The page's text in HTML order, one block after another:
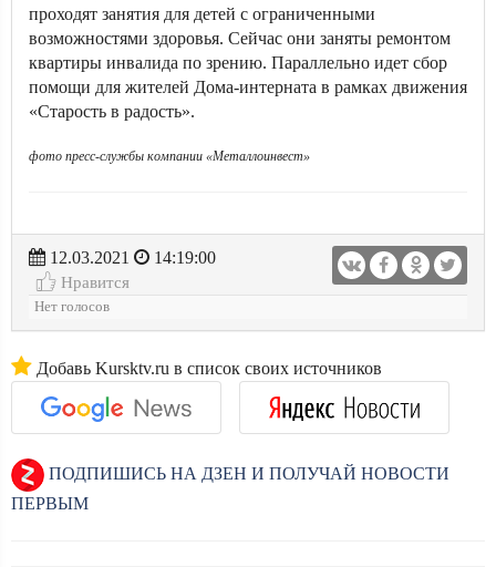
проходят занятия для детей с ограниченными
возможностями здоровья. Сейчас они заняты ремонтом
квартиры инвалида по зрению. Параллельно идет сбор
помощи для жителей Дома-интерната в рамках движения
«Старость в радость».
фото пресс-службы компании «Металлоинвест»
12.03.2021
14:19:00
Нравится
Нет голосов
Добавь Kursktv.ru в список своих источников
ПОДПИШИСЬ НА ДЗЕН И ПОЛУЧАЙ НОВОСТИ
ПЕРВЫМ